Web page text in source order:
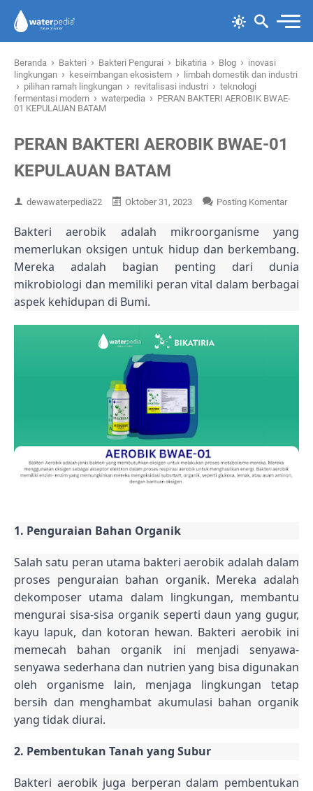
Beranda › Bakteri › Bakteri Pengurai › bikatiria › Blog › inovasi
lingkungan › keseimbangan ekosistem › limbah domestik dan industri
› pilihan ramah lingkungan › revitalisasi industri › teknologi
fermentasi modern › waterpedia › PERAN BAKTERI AEROBIK BWAE-
01 KEPULAUAN BATAM
PERAN BAKTERI AEROBIK BWAE-01
KEPULAUAN BATAM
dewawaterpedia22 Oktober 31, 2023 Posting Komentar
Bakteri aerobik adalah mikroorganisme yang
memerlukan oksigen untuk hidup dan berkembang.
Mereka adalah bagian penting dari dunia
mikrobiologi dan memiliki peran vital dalam berbagai
aspek kehidupan di Bumi.
1. Penguraian Bahan Organik
Salah satu peran utama bakteri aerobik adalah dalam
proses penguraian bahan organik. Mereka adalah
dekomposer utama dalam lingkungan, membantu
mengurai sisa-sisa organik seperti daun yang gugur,
kayu lapuk, dan kotoran hewan. Bakteri aerobik ini
memecah bahan organik ini menjadi senyawa-
senyawa sederhana dan nutrien yang bisa digunakan
oleh organisme lain, menjaga lingkungan tetap
bersih dan menghambat akumulasi bahan organik
yang tidak diurai.
2. Pembentukan Tanah yang Subur
Bakteri aerobik juga berperan dalam pembentukan